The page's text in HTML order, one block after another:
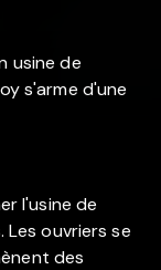
usine de
s'arme d'une
l'usine de
Les ouvriers se
des